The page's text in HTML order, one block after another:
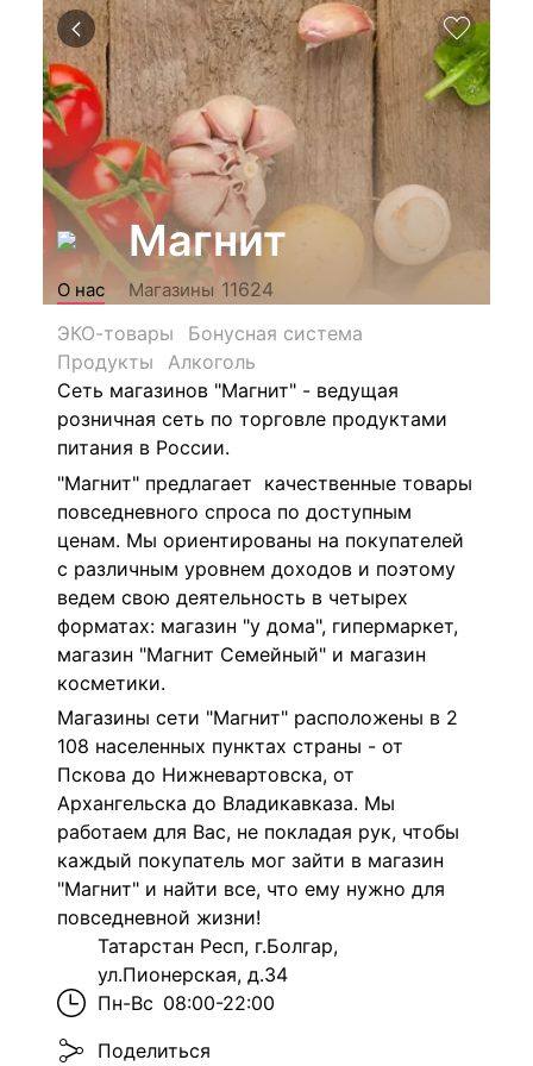
Магнит
О нас Магазины 11624
ЭКО-товары
Бонусная система
Продукты
Алкоголь
Сеть магазинов "Магнит" - ведущая
розничная сеть по торговле продуктами
питания в России.
"Магнит" предлагает качественные товары
повседневного спроса по доступным
ценам. Мы ориентированы на покупателей
с различным уровнем доходов и поэтому
ведем свою деятельность в четырех
форматах: магазин "у дома", гипермаркет,
магазин "Магнит Семейный" и магазин
косметики.
Магазины сети "Магнит" расположены в 2
108 населенных пунктах страны - от
Пскова до Нижневартовска, от
Архангельска до Владикавказа. Мы
работаем для Вас, не покладая рук, чтобы
каждый покупатель мог зайти в магазин
"Магнит" и найти все, что ему нужно для
повседневной жизни!
Татарстан Респ, г.Болгар,
ул.Пионерская, д.34
Пн-Вс 08:00-22:00
Поделиться